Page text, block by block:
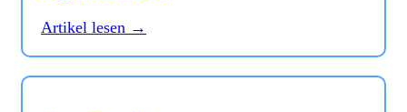
Artikel lesen →